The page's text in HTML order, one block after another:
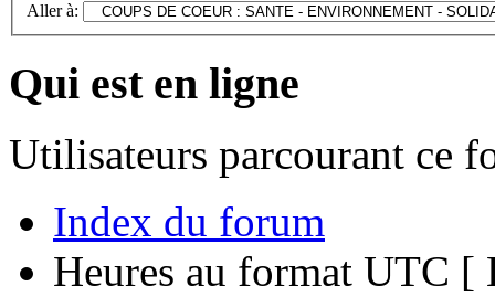
Aller à:
Qui est en ligne
Utilisateurs parcourant ce
Index du forum
Heures au format UTC [